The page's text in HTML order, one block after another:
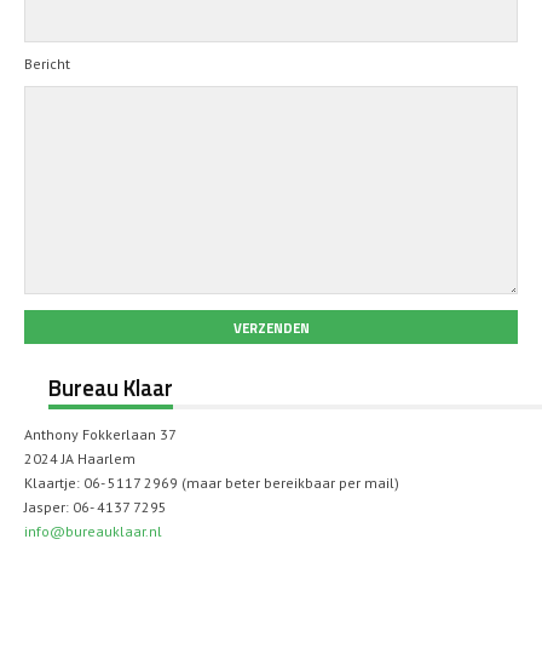
Bericht
Bureau Klaar
Anthony Fokkerlaan 37
2024 JA Haarlem
Klaartje: 06- 5117 2969 (maar beter bereikbaar per mail)
Jasper: 06- 4137 7295
info@bureauklaar.nl